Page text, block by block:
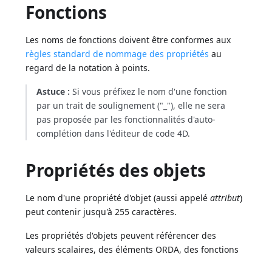
Fonctions
Les noms de fonctions doivent être conformes aux
règles standard de nommage des propriétés au
regard de la notation à points.
Astuce : Si vous préfixez le nom d'une fonction
par un trait de soulignement ("_"), elle ne sera
pas proposée par les fonctionnalités d'auto-
complétion dans l'éditeur de code 4D.
Propriétés des objets
Le nom d'une propriété d'objet (aussi appeléattribut)
peut contenir jusqu'à 255 caractères.
Les propriétés d'objets peuvent référencer des
valeurs scalaires, des éléments ORDA, des fonctions